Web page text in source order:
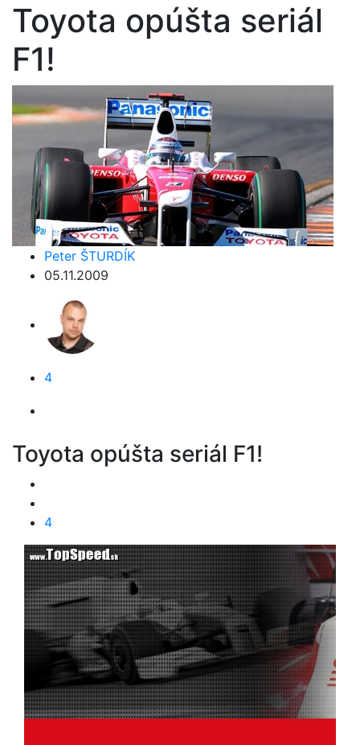
Toyota opúšta seriál
F1!
Peter ŠTURDÍK
05.11.2009
4
Toyota opúšta seriál F1!
4